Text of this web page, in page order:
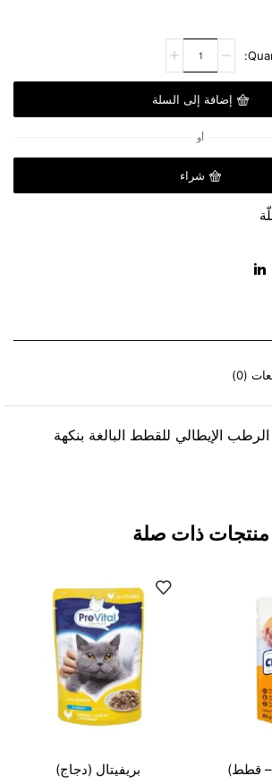
إضافة إلى السلة
أو
شراء
(0)
الإيطالي للقطط البالغة بنكهة
منتجات ذات صلة
بريفيتال (دجاج)